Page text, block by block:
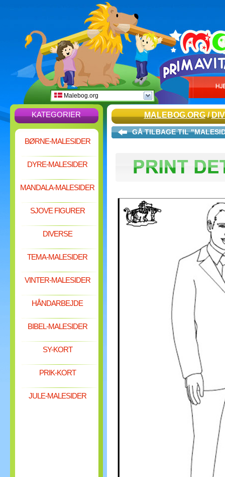
Malebog.org
KATEGORIER
BØRNE-MALESIDER
DYRE-MALESIDER
MANDALA-MALESIDER
SJOVE FIGURER
DIVERSE
TEMA-MALESIDER
VINTER-MALESIDER
HÅNDARBEJDE
BIBEL-MALESIDER
SY-KORT
PRIK-KORT
JULE-MALESIDER
MALEBOG.ORG/
GÅ TILBAGE TIL